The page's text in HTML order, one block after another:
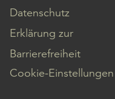
Datenschutz
Erklärung zur
Barrierefreiheit
Cookie-Einstellungen